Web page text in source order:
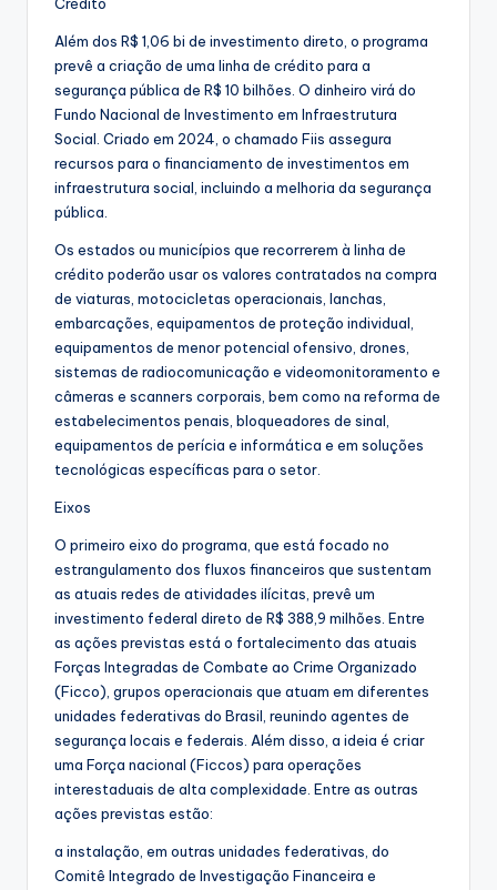
Crédito
Além dos R$ 1,06 bi de investimento direto, o programa
prevê a criação de uma linha de crédito para a
segurança pública de R$ 10 bilhões. O dinheiro virá do
Fundo Nacional de Investimento em Infraestrutura
Social. Criado em 2024, o chamado Fiis assegura
recursos para o financiamento de investimentos em
infraestrutura social, incluindo a melhoria da segurança
pública.
Os estados ou municípios que recorrerem à linha de
crédito poderão usar os valores contratados na compra
de viaturas, motocicletas operacionais, lanchas,
embarcações, equipamentos de proteção individual,
equipamentos de menor potencial ofensivo, drones,
sistemas de radiocomunicação e videomonitoramento e
câmeras e scanners corporais, bem como na reforma de
estabelecimentos penais, bloqueadores de sinal,
equipamentos de perícia e informática e em soluções
tecnológicas específicas para o setor.
Eixos
O primeiro eixo do programa, que está focado no
estrangulamento dos fluxos financeiros que sustentam
as atuais redes de atividades ilícitas, prevê um
investimento federal direto de R$ 388,9 milhões. Entre
as ações previstas está o fortalecimento das atuais
Forças Integradas de Combate ao Crime Organizado
(Ficco), grupos operacionais que atuam em diferentes
unidades federativas do Brasil, reunindo agentes de
segurança locais e federais. Além disso, a ideia é criar
uma Força nacional (Ficcos) para operações
interestaduais de alta complexidade. Entre as outras
ações previstas estão:
a instalação, em outras unidades federativas, do
Comitê Integrado de Investigação Financeira e